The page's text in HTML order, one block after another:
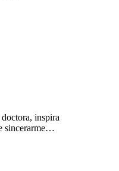
inspira
sincerarme
mucho :)